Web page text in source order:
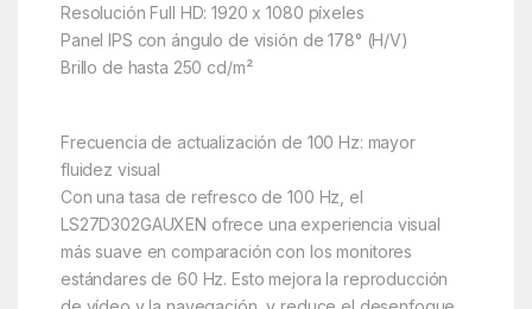
Resolución Full HD: 1920 x 1080 píxeles
Panel IPS con ángulo de visión de 178° (H/V)
Brillo de hasta 250 cd/m²
Frecuencia de actualización de 100 Hz: mayor
fluidez visual
Con una tasa de refresco de 100 Hz, el
LS27D302GAUXEN ofrece una experiencia visual
más suave en comparación con los monitores
estándares de 60 Hz. Esto mejora la reproducción